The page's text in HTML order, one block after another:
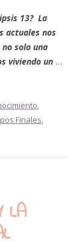
13? La
actuales nos
solo una
viviendo un …
,
Finales,
LA